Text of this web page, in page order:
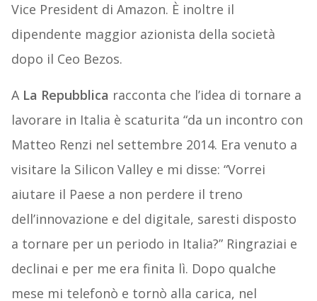
Vice President di Amazon. È inoltre il
dipendente maggior azionista della società
dopo il Ceo Bezos.
A La Repubblica racconta che l’idea di tornare a
lavorare in Italia è scaturita “da un incontro con
Matteo Renzi nel settembre 2014. Era venuto a
visitare la Silicon Valley e mi disse: “Vorrei
aiutare il Paese a non perdere il treno
dell’innovazione e del digitale, saresti disposto
a tornare per un periodo in Italia?” Ringraziai e
declinai e per me era finita lì. Dopo qualche
mese mi telefonò e tornò alla carica, nel